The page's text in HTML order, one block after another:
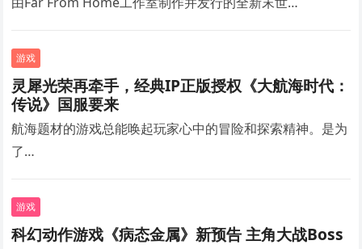
游戏
灵犀光荣再牵手，经典IP正版授权《大航海时代：
传说》国服要来
航海题材的游戏总能唤起玩家心中的冒险和探索精神。是为
了…
游戏
科幻动作游戏《病态金属》新预告 主角大战Boss